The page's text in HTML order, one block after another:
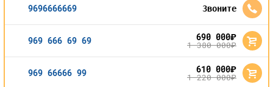
9696666669 Звоните
969 666 69 69 690 000руб.
1 380 000руб.
969 66666 99 610 000руб.
1 220 000руб.